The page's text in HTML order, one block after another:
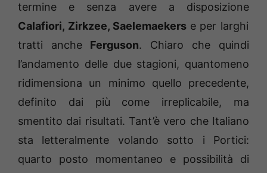
termine e senza avere a disposizione
Calafiori, Zirkzee, Saelemaekers e per larghi
tratti anche Ferguson. Chiaro che quindi
l’andamento delle due stagioni, quantomeno
ridimensiona un minimo quello precedente,
definito dai più come irreplicabile, ma
smentito dai risultati. Tant’è vero che Italiano
sta letteralmente volando sotto i Portici:
quarto posto momentaneo e possibilità di